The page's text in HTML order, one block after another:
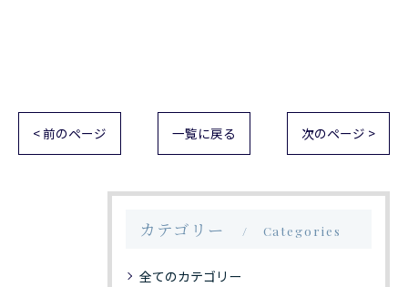
< 前のページ 一覧に戻る 次のページ >
カテゴリー Categories
全てのカテゴリー